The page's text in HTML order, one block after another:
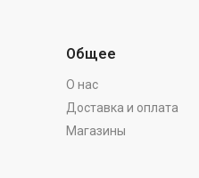
Общее
О нас
Доставка и оплата
Магазины